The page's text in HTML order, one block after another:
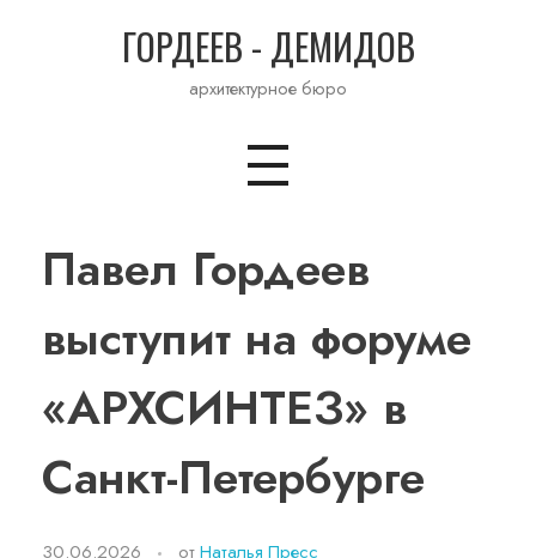
ГОРДЕЕВ - ДЕМИДОВ
архитектурное бюро
Павел Гордеев
выступит на форуме
«АРХСИНТЕЗ» в
Санкт-Петербурге
30.06.2026 отНаталья Пресс